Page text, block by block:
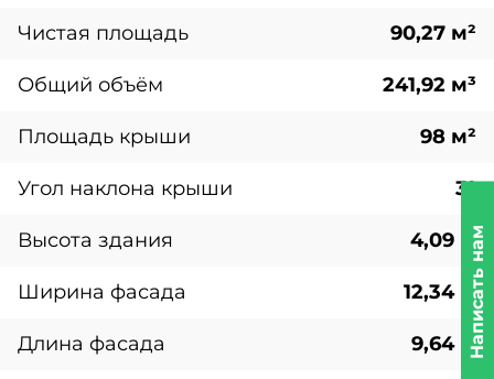
Чистая площадь 90,27 м²
Общий объём 241,92 м³
Площадь крыши 98 м²
Угол наклона крыши 3°
Высота здания 4,09 м
Ширина фасада 12,34 м
Длина фасада 9,64 мНаписать нам